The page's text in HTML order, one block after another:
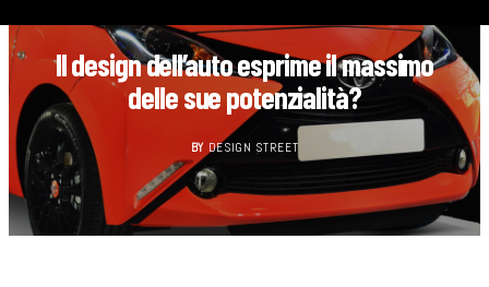
Il design dell’auto esprime il massimo
delle sue potenzialità?
BY DESIGN STREET